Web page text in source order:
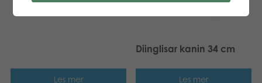
Les mer
Diinglisar kanin 34 cm
Les mer